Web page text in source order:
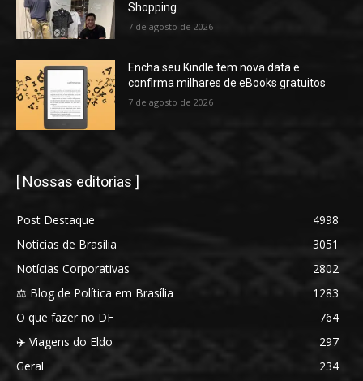
Shopping
7 de agosto de 2026
Encha seu Kindle tem nova data e
confirma milhares de eBooks gratuitos
7 de agosto de 2026
[ Nossas editorias ]
Post Destaque
4998
Notícias de Brasília
3051
Notícias Corporativas
2802
⚖️ Blog de Política em Brasília
1283
O que fazer no DF
764
✈️ Viagens do Eldo
297
Geral
234